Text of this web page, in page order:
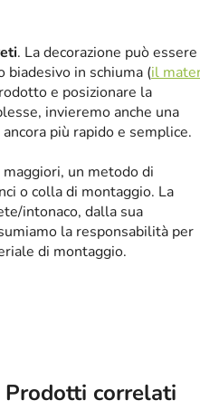
. La decorazione può essere
biadesivo in schiuma (il
e posizionare la
invieremo anche una
più rapido e semplice.
un metodo di
o colla di montaggio. La
intonaco, dalla sua
la responsabilità per
di montaggio.
Prodotti correlati